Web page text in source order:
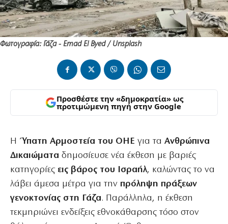
Φωτογραφία: Γάζα - Emad El Byed / Unsplash
Προσθέστε την «δημοκρατία» ως
προτιμώμενη πηγή στην Google
Η Ύπατη Αρμοστεία του ΟΗΕ για τα Ανθρώπινα
Δικαιώματα δημοσίευσε νέα έκθεση με βαριές
κατηγορίες εις βάρος του Ισραήλ, καλώντας το να
λάβει άμεσα μέτρα για την πρόληψη πράξεων
γενοκτονίας στη Γάζα. Παράλληλα, η έκθεση
τεκμηριώνει ενδείξεις εθνοκάθαρσης τόσο στον